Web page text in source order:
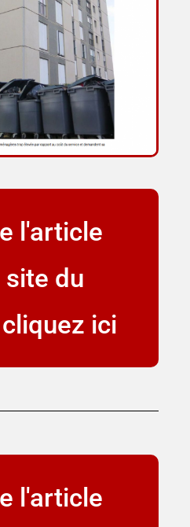
l'article
site du
ici
l'article